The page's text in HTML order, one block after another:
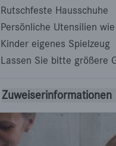
Rutschfeste Hausschuhe
Persönliche Utensilien
Kinder eigenes Spielzeug
Lassen Sie bitte größere
Zuweiserinformationen